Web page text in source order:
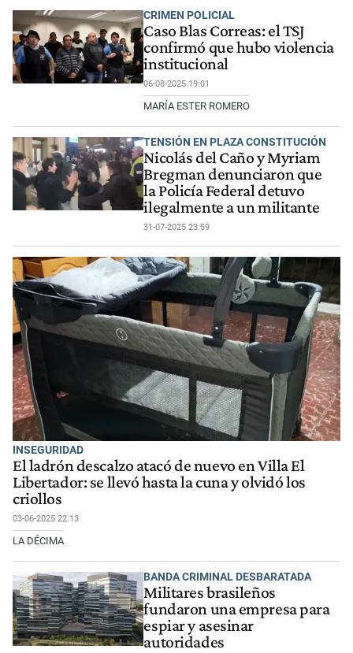
CRIMEN POLICIAL
Caso Blas Correas: el TSJ
confirmó que hubo violencia
institucional
06-08-2025 19:01
MARÍA ESTER ROMERO
TENSIÓN EN PLAZA CONSTITUCIÓN
Nicolás del Caño y Myriam
Bregman denunciaron que
la Policía Federal detuvo
ilegalmente a un militante
31-07-2025 23:59
INSEGURIDAD
El ladrón descalzo atacó de nuevo en Villa El
Libertador: se llevó hasta la cuna y olvidó los
criollos
03-06-2025 22:13
LA DÉCIMA
BANDA CRIMINAL DESBARATADA
Militares brasileños
fundaron una empresa para
espiar y asesinar
autoridades